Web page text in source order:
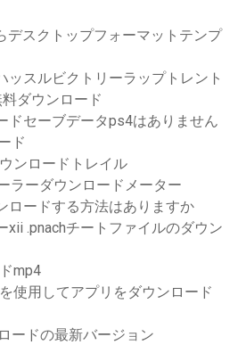
デスクトップフォーマットテンプ
ッスルビクトリーラップトレント
ダウンロード
ドセーブデータps4はありません
ド
ンロードトレイル
ラーダウンロードメーター
ロードする方法はありますか
xii .pnachチートファイルのダウン
mp4
使用してアプリをダウンロード
ードの最新バージョン